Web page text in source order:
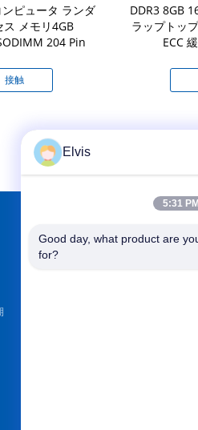
ピュータ ランダ
メモリ4GB
204 Pin
接触
DDR3 8GB
ラップトッ
ECC
で私たちをみつ
Elvis
5:31 PM
Good day, what product are
for?